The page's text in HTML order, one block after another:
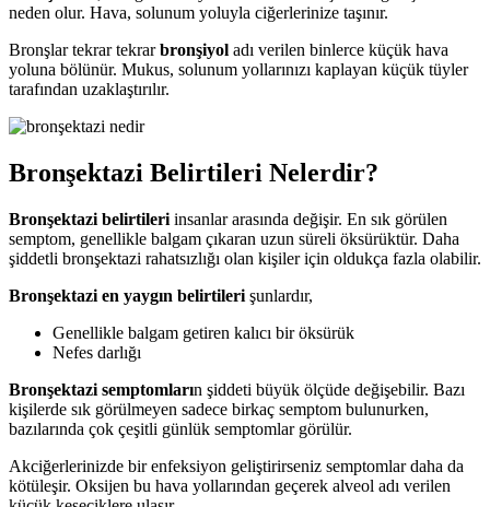
neden olur. Hava, solunum yoluyla ciğerlerinize taşınır.
Bronşlar tekrar tekrarbronşiyol adı verilen binlerce küçük hava
yoluna bölünür. Mukus, solunum yollarınızı kaplayan küçük tüyler
tarafından uzaklaştırılır.
Bronşektazi Belirtileri Nelerdir?
Bronşektazi belirtileri insanlar arasında değişir. En sık görülen
semptom, genellikle balgam çıkaran uzun süreli öksürüktür. Daha
şiddetli bronşektazi rahatsızlığı olan kişiler için oldukça fazla olabilir.
Bronşektazi en yaygın belirtileri şunlardır,
Genellikle balgam getiren kalıcı bir öksürük
Nefes darlığı
Bronşektazi semptomların şiddeti büyük ölçüde değişebilir. Bazı
kişilerde sık görülmeyen sadece birkaç semptom bulunurken,
bazılarında çok çeşitli günlük semptomlar görülür.
Akciğerlerinizde bir enfeksiyon geliştirirseniz semptomlar daha da
kötüleşir. Oksijen bu hava yollarından geçerek alveol adı verilen